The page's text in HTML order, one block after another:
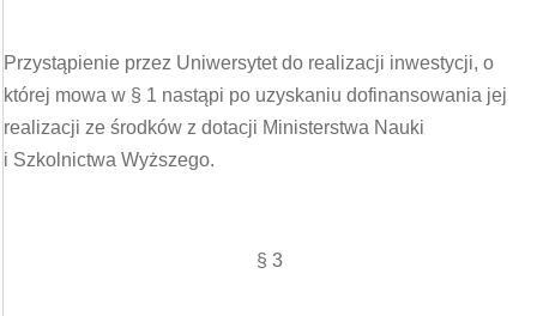
Przystąpienie przez Uniwersytet do realizacji inwestycji, o
której mowa w § 1 nastąpi po uzyskaniu dofinansowania jej
realizacji ze środków z dotacji Ministerstwa Nauki
i Szkolnictwa Wyższego.
§ 3